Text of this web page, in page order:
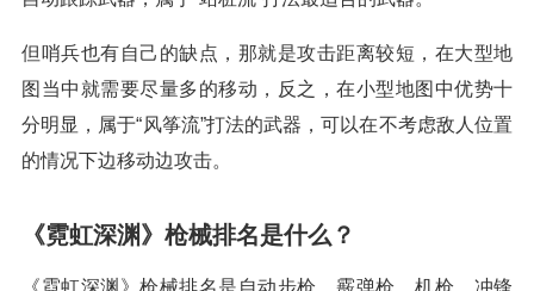
但哨兵也有自己的缺点，那就是攻击距离较短，在大型地
图当中就需要尽量多的移动，反之，在小型地图中优势十
分明显，属于“风筝流”打法的武器，可以在不考虑敌人位置
的情况下边移动边攻击。
《霓虹深渊》枪械排名是什么？
《霓虹深渊》枪械排名是自动步枪，霰弹枪，机枪，冲锋